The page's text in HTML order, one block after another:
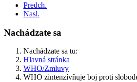
Predch.
Nasl.
Nachádzate sa
Nachádzate sa tu:
Hlavná stránka
WHO/Zmluvy
WHO zintenzívňuje boj proti